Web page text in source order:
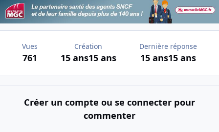
Vues
761
Création
15 ans15 ans
Dernière réponse
15 ans15 ans
Créer un compte ou se connecter pour
commenter